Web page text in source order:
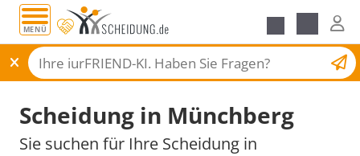
MENÜ
Scheidungsantrag
Scheidung in Münchberg
Sie suchen für Ihre Scheidung in